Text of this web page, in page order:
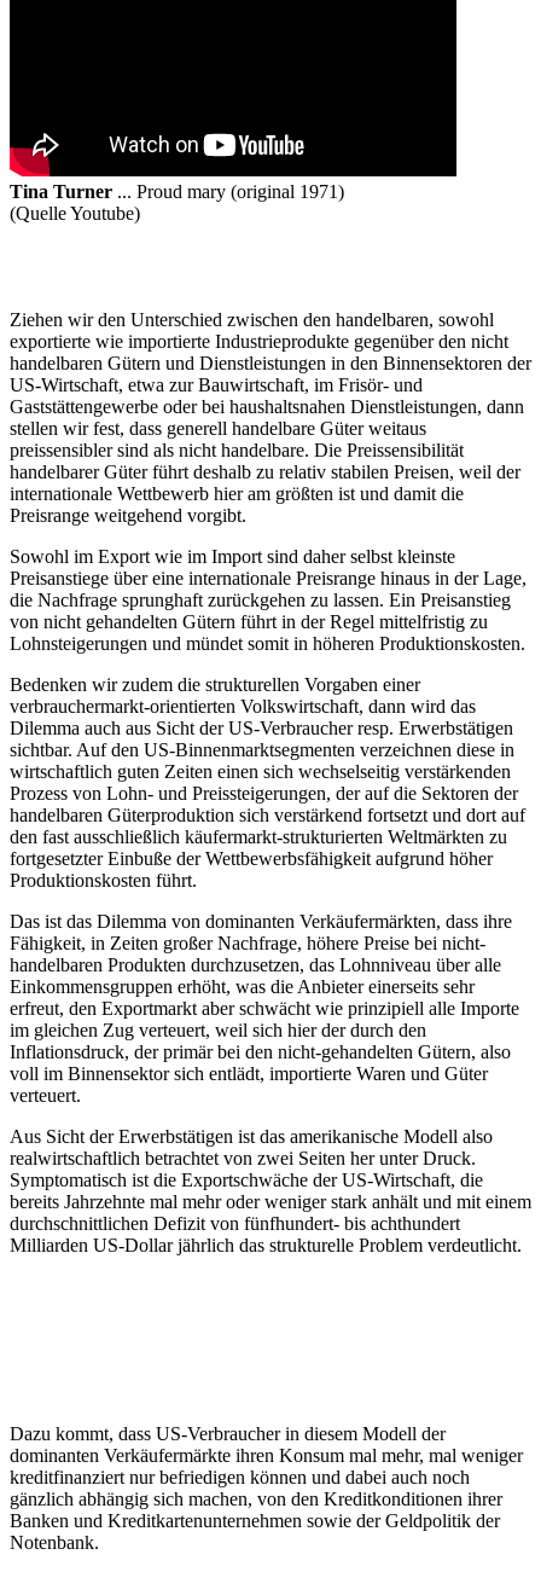
Tina Turner ... Proud mary (original 1971)
(Quelle Youtube)
Ziehen wir den Unterschied zwischen den handelbaren, sowohl
exportierte wie importierte Industrieprodukte gegenüber den nicht
handelbaren Gütern und Dienstleistungen in den Binnensektoren der
US-Wirtschaft, etwa zur Bauwirtschaft, im Frisör- und
Gaststättengewerbe oder bei haushaltsnahen Dienstleistungen, dann
stellen wir fest, dass generell handelbare Güter weitaus
preissensibler sind als nicht handelbare. Die Preissensibilität
handelbarer Güter führt deshalb zu relativ stabilen Preisen, weil der
internationale Wettbewerb hier am größten ist und damit die
Preisrange weitgehend vorgibt.
Sowohl im Export wie im Import sind daher selbst kleinste
Preisanstiege über eine internationale Preisrange hinaus in der Lage,
die Nachfrage sprunghaft zurückgehen zu lassen. Ein Preisanstieg
von nicht gehandelten Gütern führt in der Regel mittelfristig zu
Lohnsteigerungen und mündet somit in höheren Produktionskosten.
Bedenken wir zudem die strukturellen Vorgaben einer
verbrauchermarkt-orientierten Volkswirtschaft, dann wird das
Dilemma auch aus Sicht der US-Verbraucher resp. Erwerbstätigen
sichtbar. Auf den US-Binnenmarktsegmenten verzeichnen diese in
wirtschaftlich guten Zeiten einen sich wechselseitig verstärkenden
Prozess von Lohn- und Preissteigerungen, der auf die Sektoren der
handelbaren Güterproduktion sich verstärkend fortsetzt und dort auf
den fast ausschließlich käufermarkt-strukturierten Weltmärkten zu
fortgesetzter Einbuße der Wettbewerbsfähigkeit aufgrund höher
Produktionskosten führt.
Das ist das Dilemma von dominanten Verkäufermärkten, dass ihre
Fähigkeit, in Zeiten großer Nachfrage, höhere Preise bei nicht-
handelbaren Produkten durchzusetzen, das Lohnniveau über alle
Einkommensgruppen erhöht, was die Anbieter einerseits sehr
erfreut, den Exportmarkt aber schwächt wie prinzipiell alle Importe
im gleichen Zug verteuert, weil sich hier der durch den
Inflationsdruck, der primär bei den nicht-gehandelten Gütern, also
voll im Binnensektor sich entlädt, importierte Waren und Güter
verteuert.
Aus Sicht der Erwerbstätigen ist das amerikanische Modell also
realwirtschaftlich betrachtet von zwei Seiten her unter Druck.
Symptomatisch ist die Exportschwäche der US-Wirtschaft, die
bereits Jahrzehnte mal mehr oder weniger stark anhält und mit einem
durchschnittlichen Defizit von fünfhundert- bis achthundert
Milliarden US-Dollar jährlich das strukturelle Problem verdeutlicht.
Dazu kommt, dass US-Verbraucher in diesem Modell der
dominanten Verkäufermärkte ihren Konsum mal mehr, mal weniger
kreditfinanziert nur befriedigen können und dabei auch noch
gänzlich abhängig sich machen, von den Kreditkonditionen ihrer
Banken und Kreditkartenunternehmen sowie der Geldpolitik der
Notenbank.